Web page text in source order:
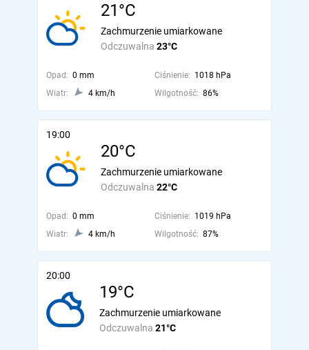
21°C
Odczuwalna 23°C
Zachmurzenie umiarkowane
Opad: 0 mm Ciśnienie: 1018 hPa
Wiatr:
4 km/h Wilgotność: 86%
19:00
20°C
Odczuwalna 22°C
Zachmurzenie umiarkowane
Opad: 0 mm Ciśnienie: 1019 hPa
Wiatr:
4 km/h Wilgotność: 87%
20:00
19°C
Odczuwalna 21°C
Zachmurzenie umiarkowane